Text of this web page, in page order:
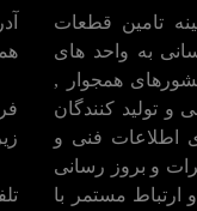
تامین قطعات
به واحد های
همجوار ,
تولید کنندگان
اطلاعات فنی و
و بروز رسانی
ارتباط مستمر با
تلفن